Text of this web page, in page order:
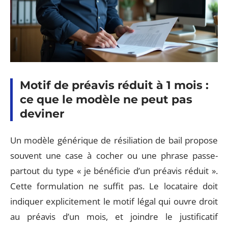
Motif de préavis réduit à 1 mois :
ce que le modèle ne peut pas
deviner
Un modèle générique de résiliation de bail propose
souvent une case à cocher ou une phrase passe-
partout du type « je bénéficie d’un préavis réduit ».
Cette formulation ne suffit pas. Le locataire doit
indiquer explicitement le motif légal qui ouvre droit
au préavis d’un mois, et joindre le justificatif